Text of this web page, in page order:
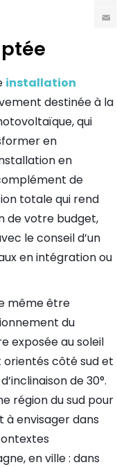
installation
destinée à la
qui
en
en
de
totale qui rend
de votre budget,
le conseil d’un
en intégration ou
même être
du
exposée au soleil
orientés côté sud et
de 30°.
région du sud pour
à envisager dans
en ville : dans